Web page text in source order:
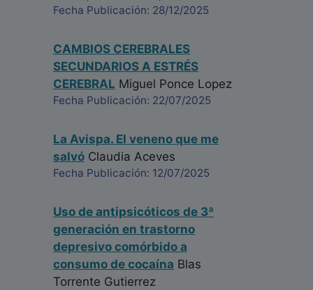
Fecha Publicación: 28/12/2025
CAMBIOS CEREBRALES
SECUNDARIOS A ESTRÉS
CEREBRAL Miguel Ponce Lopez
Fecha Publicación: 22/07/2025
La Avispa. El veneno que me
salvó Claudia Aceves
Fecha Publicación: 12/07/2025
Uso de antipsicóticos de 3ª
generación en trastorno
depresivo comórbido a
consumo de cocaína Blas
Torrente Gutierrez